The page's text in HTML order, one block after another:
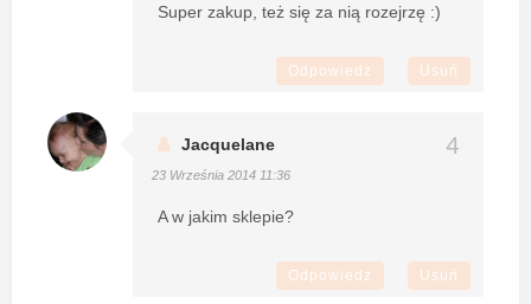
Super zakup, też się za nią rozejrzę :)
Odpowiedz Usuń
Jacquelane
23 Września 2014 11:36
A w jakim sklepie?
Odpowiedz Usuń